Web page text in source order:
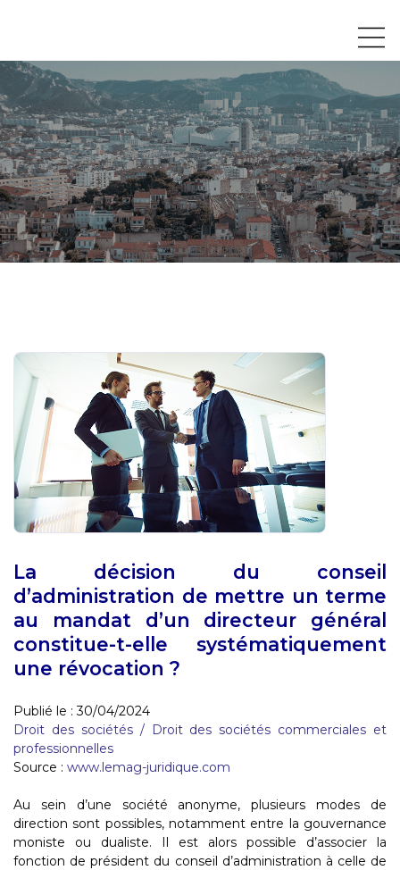
La décision du conseil
d’administration de mettre un terme
au mandat d’un directeur général
constitue-t-elle systématiquement
une révocation ?
Publié le :30/04/2024
Droit des sociétés/ Droit des sociétés commerciales et
professionnelles
Source : www.lemag-juridique.com
Au sein d’une société anonyme, plusieurs modes de
direction sont possibles, notamment entre la gouvernance
moniste ou dualiste. Il est alors possible d’associer la
fonction de président du conseil d’administration à celle de